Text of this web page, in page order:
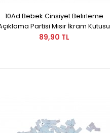
10Ad Bebek Cinsiyet Belirleme
Partisi Mısır İkram Kutusu
89,90 TL